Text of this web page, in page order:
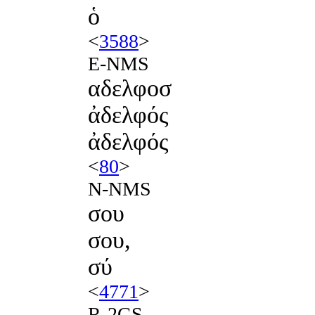
ὁ
<3588>
E-NMS
αδελφοσ
ἀδελφός
ἀδελφός
<80>
N-NMS
σου
σου,
σύ
<4771>